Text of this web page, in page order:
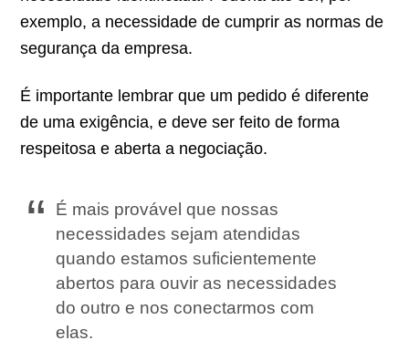
exemplo, a necessidade de cumprir as normas de
segurança da empresa.
É importante lembrar que um pedido é diferente
de uma exigência, e deve ser feito de forma
respeitosa e aberta a negociação.
É mais provável que nossas
necessidades sejam atendidas
quando estamos suficientemente
abertos para ouvir as necessidades
do outro e nos conectarmos com
elas.